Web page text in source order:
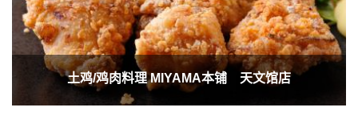
土鸡/鸡肉料理 MIYAMA本铺 天文馆店